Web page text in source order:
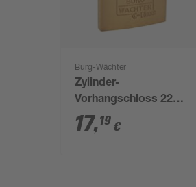
Burg-Wächter
Zylinder-
Vorhangschloss 222
50 SB
17,19 €